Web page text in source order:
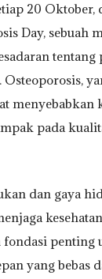
20 Oktober,
Day, sebuah
tentang
Osteoporosis,
menyebabkan
pada
dan gaya
fondasi penting
yang bebas